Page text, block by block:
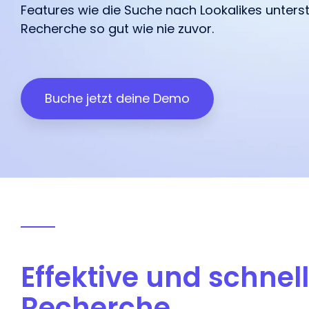
deiner Influencer.
Influencer Marketing auf allen
Facebook Instagram
unterstützt.
unterstützt.
Marketing.
begeistert haben.
Wir freuen uns über dein
Features wie die Suche nach Lookalikes
Recherche so gut wie nie zuvor.
Buche jetzt deine Demo
Effektive und